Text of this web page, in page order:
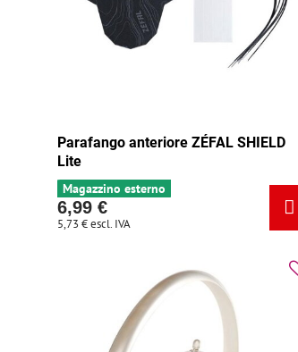
Parafango anteriore ZÉFAL SHIELD
Lite
Magazzino esterno
6,99 €
5,73 €escl. IVA